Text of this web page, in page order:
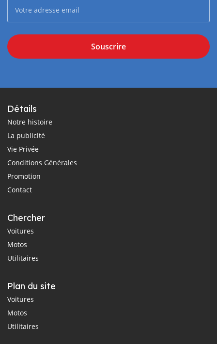
Souscrire
Détails
Notre histoire
La publicité
Vie Privée
Conditions Générales
Promotion
Contact
Chercher
Voitures
Motos
Utilitaires
Plan du site
Voitures
Motos
Utilitaires